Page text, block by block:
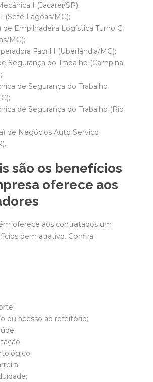
I (Jacareí/SP);
(Sete Lagoas/MG);
de Empilhadeira Logística Turno C
MG);
Fabril I (Uberlândia/MG);
Segurança do Trabalho (Campina
de Segurança do Trabalho
de Segurança do Trabalho (Rio
de Negócios Auto Serviço
são os benefícios
oferece aos
oferece aos contratados um
bem atrativo. Confira:
ou acesso ao refeitório;